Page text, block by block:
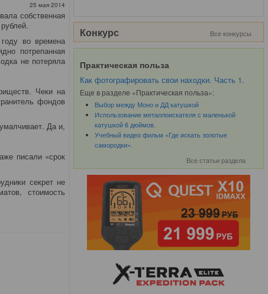
25 мая 2014
собственная
во времена
потрепанная
не потеряла
Чеки на
фондов
Да и,
писали «срок
секрет не
стоимость
Конкурс Все конкурсы
Практическая польза
Как фотографировать свои находки. Часть 1.
Еще в разделе «Практическая польза»:
Выбор между Моно и ДД катушкой
Использование металлоискателя с маленькой
катушкой 6 дюймов.
Учебный видео фильм «Где искать золотые
самородки».
Все статьи раздела